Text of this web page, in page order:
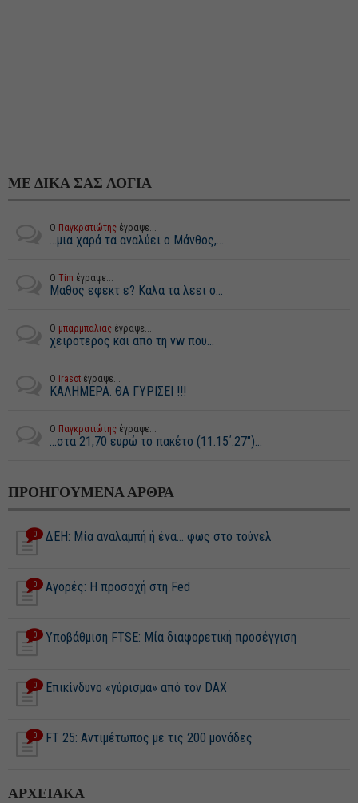
ΜΕ ΔΙΚΑ ΣΑΣ ΛΟΓΙΑ
Ο Παγκρατιώτης έγραψε...
...μια χαρά τα αναλύει ο Μάνθος,...
Ο Tim έγραψε...
Μαθος εφεκτ ε? Καλα τα λεει ο...
Ο μπαρμπαλιας έγραψε...
χειροτερος και απο τη vw που...
Ο irasot έγραψε...
ΚΑΛΗΜΕΡΑ. ΘΑ ΓΥΡΙΣΕΙ !!!
Ο Παγκρατιώτης έγραψε...
...στα 21,70 ευρώ το πακέτο (11.15΄.27")...
ΠΡΟΗΓΟΥΜΕΝΑ ΑΡΘΡΑ
0 ΔΕΗ: Μία αναλαμπή ή ένα... φως στο τούνελ
0 Αγορές: Η προσοχή στη Fed
0 Υποβάθμιση FTSE: Μία διαφορετική προσέγγιση
0 Επικίνδυνο «γύρισμα» από τον DAX
0 FT 25: Αντιμέτωπος με τις 200 μονάδες
ΑΡΧΕΙΑΚΑ